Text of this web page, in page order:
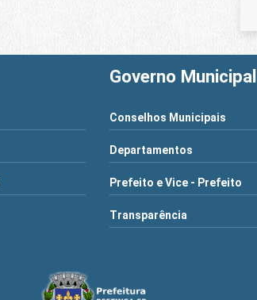
Governo Municipal
Conselhos Municipais
Departamentos
Prefeito e Vice - Prefeito
Transparência